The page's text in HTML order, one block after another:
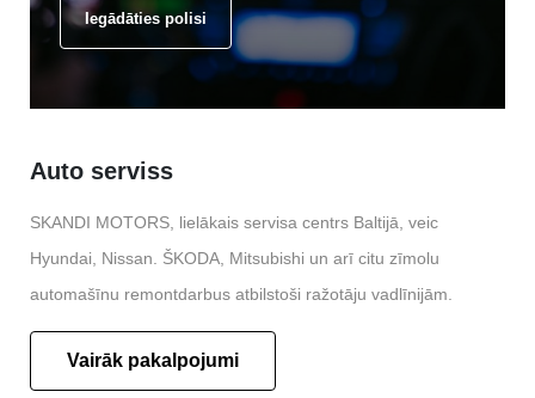
Iegādāties polisi
Auto serviss
SKANDI MOTORS, lielākais servisa centrs Baltijā, veic
Hyundai, Nissan. ŠKODA, Mitsubishi un arī citu zīmolu
automašīnu remontdarbus atbilstoši ražotāju vadlīnijām.
Vairāk pakalpojumi